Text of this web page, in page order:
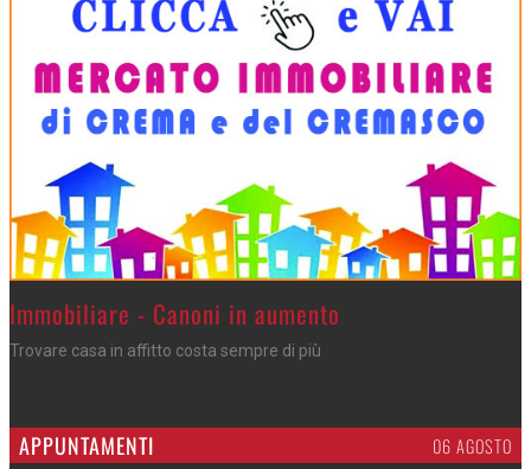
>Immobiliare - Canoni in aumento
Trovare casa in affitto costa sempre di più
APPUNTAMENTI 06 AGOSTO